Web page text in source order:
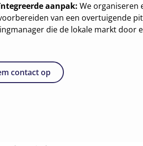
aanpak: We organiseren
van een overtuigende
die de lokale markt door
contact op